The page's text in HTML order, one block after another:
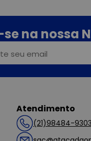
na nossa
Atendimento
(21)98484-9303